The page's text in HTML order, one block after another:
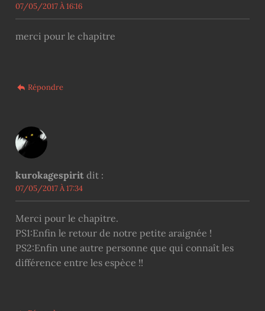
07/05/2017 À 16:16
merci pour le chapitre
Répondre
kurokagespirit dit :
07/05/2017 À 17:34
Merci pour le chapitre.
PS1:Enfin le retour de notre petite araignée !
PS2:Enfin une autre personne que qui connaît les
différence entre les espèce !!